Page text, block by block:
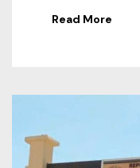
Read More